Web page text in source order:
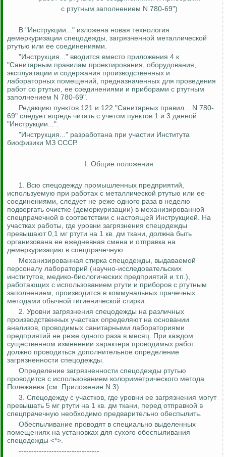
с ртутным заполнением N 780-69")
В "Инструкции..." изложена новая технология
демеркуризации спецодежды, загрязненной металлической
ртутью или ее соединениями.
"Инструкция..." вводится вместо приложения 4 к
"Санитарным правилам проектирования, оборудования,
эксплуатации и содержания производственных и
лабораторных помещений, предназначенных для проведения
работсо ртутью, ее соединениями и приборами с ртутным
заполнением N 780-69".
Редакцию пунктов 121 и 122 "Санитарных правил... N 780-
69" следует впредь читать с учетом пунктов 1 и 3 данной
"Инструкции...".
"Инструкция..." разработана при участии Института
биофизики МЗ СССР.
I. Общие положения
1. Всю спецодежду промышленных предприятий,
используемую при работах с металлической ртутью или ее
соединениями, следует не реже одного раза в неделю
подвергать очистке (демеркуризации) в механизированной
спецпрачечной в соответствии с настоящей Инструкцией. На
участках работы, где уровни загрязнения спецодежды
превышают 0,1 мг ртути на 1 кв. дм ткани, должна быть
организована ее ежедневная смена и отправка на
демеркуризацию в спецпрачечную.
Механизированная стирка спецодежды, выдаваемой
персоналу лабораторий (научно-исследовательских
институтов, медико-биологических предприятий и т.п.),
работающих с использованием ртути и приборов с ртутным
заполнением, производится в коммунальных прачечных
методами обычной гигиенической стирки.
2. Уровни загрязнения спецодежды на различных
производственных участках определяют на основании
анализов, проводимых санитарными лабораториями
предприятий не реже одного раза в месяц. При каждом
существенном изменении характера проводимых работ
должно проводиться дополнительное определение
загрязненности спецодежды.
Определение загрязненности спецодежды ртутью
проводится с использованием колориметрического метода
Полежаева (см. Приложение N 3).
3. Спецодежду с участков, где уровни ее загрязнения могут
превышать 5 мг ртути на 1 кв. дм ткани, перед отправкой в
спецпрачечную необходимо предварительно обеспылить.
Обеспыливание проводят в специально выделенных
помещениях на установках для сухого обеспыливания
спецодежды <*>.
--------------------------------